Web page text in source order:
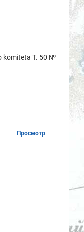
komitetа T. 50 №
Просмотр